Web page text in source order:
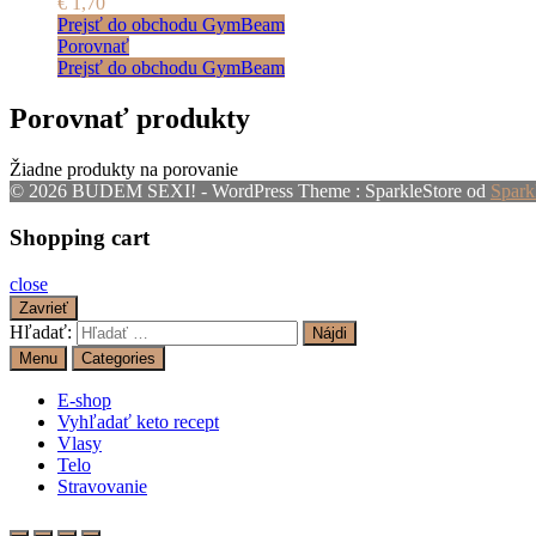
Prejsť do obchodu GymBeam
Porovnať
Prejsť do obchodu GymBeam
Porovnať produkty
Žiadne produkty na porovanie
© 2026 BUDEM SEXI! - WordPress Theme : SparkleStore od
Shopping cart
close
Zavrieť
Hľadať:
Menu Categories
E-shop
Vyhľadať keto recept
Vlasy
Telo
Stravovanie